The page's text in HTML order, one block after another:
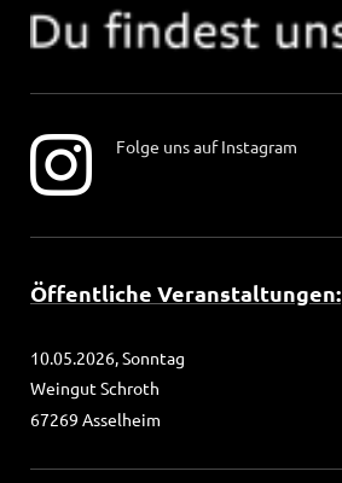
Folge uns auf Instagram
Öffentliche Veranstaltungen:
10.05.2026, Sonntag
Weingut Schroth
67269 Asselheim